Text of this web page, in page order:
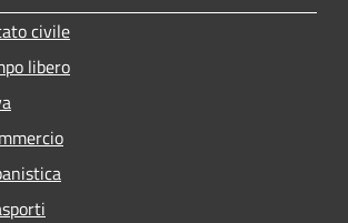
civile
libero